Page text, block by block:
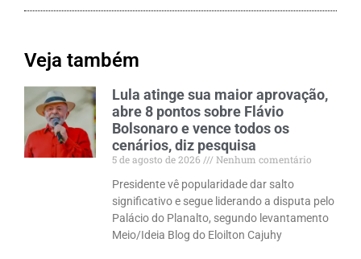
Veja também
Lula atinge sua maior aprovação,
abre 8 pontos sobre Flávio
Bolsonaro e vence todos os
cenários, diz pesquisa
5 de agosto de 2026
Nenhum comentário
Presidente vê popularidade dar salto
significativo e segue liderando a disputa pelo
Palácio do Planalto, segundo levantamento
Meio/Ideia Blog do Eloilton Cajuhy